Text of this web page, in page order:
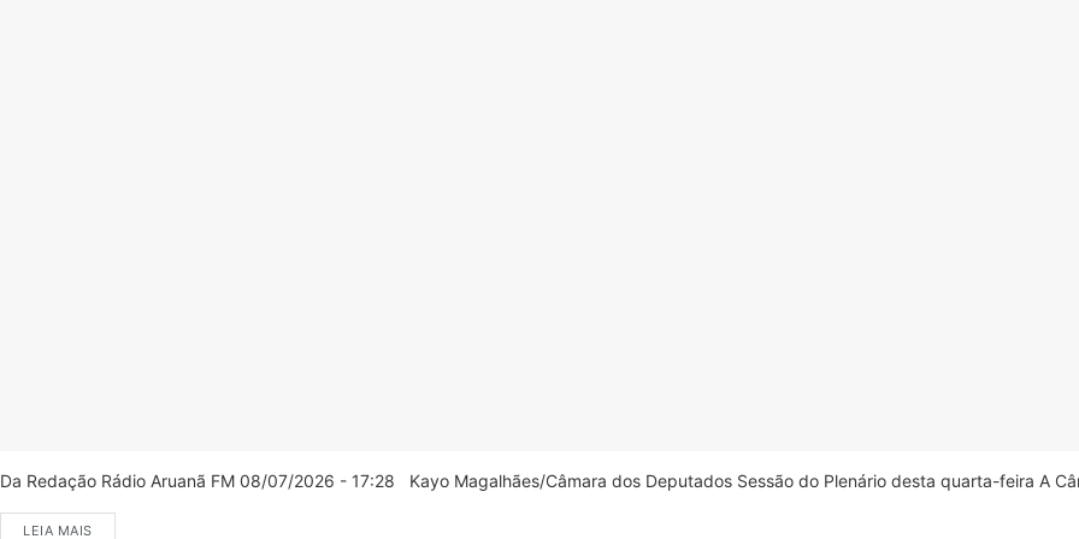
Da Redação Rádio Aruanã FM 08/07/2026 - 17:28 Kayo Magalhães/Câmara dos Deputados Sessão do Plenário desta quarta-feira A
LEIA MAIS